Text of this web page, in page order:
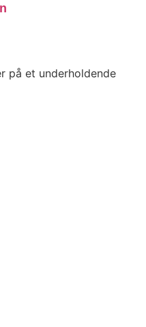
på et underholdende